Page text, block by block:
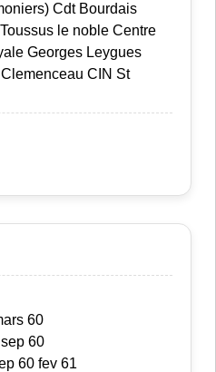
Cdt Bourdais
le noble Centre
Georges Leygues
CIN St
60
60
60 fev 61